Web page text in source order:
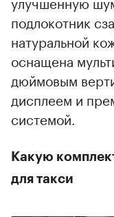
подлокотник
натуральной
оснащена
дюймовым
дисплеем и
системой.
Какую
для такси